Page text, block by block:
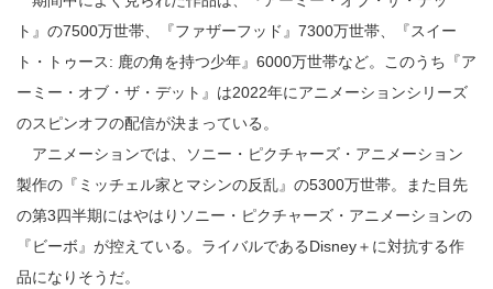
ト』の7500万世帯、『ファザーフッド』7300万世帯、『スイー
ト・トゥース: 鹿の角を持つ少年』6000万世帯など。このうち『ア
ーミー・オブ・ザ・デット』は2022年にアニメーションシリーズ
のスピンオフの配信が決まっている。
アニメーションでは、ソニー・ピクチャーズ・アニメーション
製作の『ミッチェル家とマシンの反乱』の5300万世帯。また目先
の第3四半期にはやはりソニー・ピクチャーズ・アニメーションの
『ビーボ』が控えている。ライバルであるDisney＋に対抗する作
品になりそうだ。